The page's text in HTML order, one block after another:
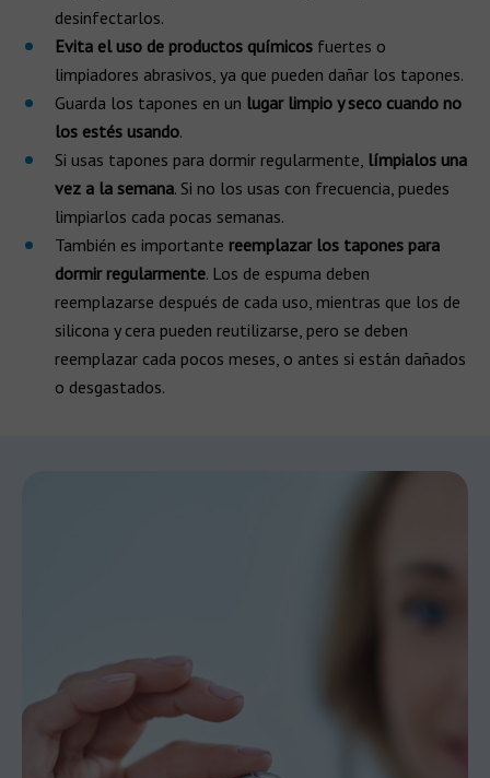
desinfectarlos.
Evita el uso de productos químicos fuertes o
limpiadores abrasivos, ya que pueden dañar los tapones.
Guarda los tapones en un lugar limpio y seco cuando no
los estés usando.
Si usas tapones para dormir regularmente, límpialos una
vez a la semana. Si no los usas con frecuencia, puedes
limpiarlos cada pocas semanas.
También es importante reemplazar los tapones para
dormir regularmente. Los de espuma deben
reemplazarse después de cada uso, mientras que los de
silicona y cera pueden reutilizarse, pero se deben
reemplazar cada pocos meses, o antes si están dañados
o desgastados.